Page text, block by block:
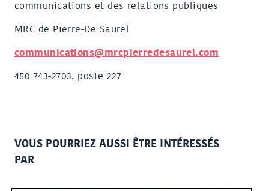
communications et des relations publiques
MRC de Pierre-De Saurel
communications@mrcpierredesaurel.com
450 743-2703, poste 227
VOUS POURRIEZ AUSSI ÊTRE INTÉRESSÉS
PAR